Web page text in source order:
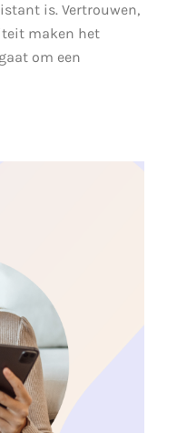
is. Vertrouwen,
maken het
om een